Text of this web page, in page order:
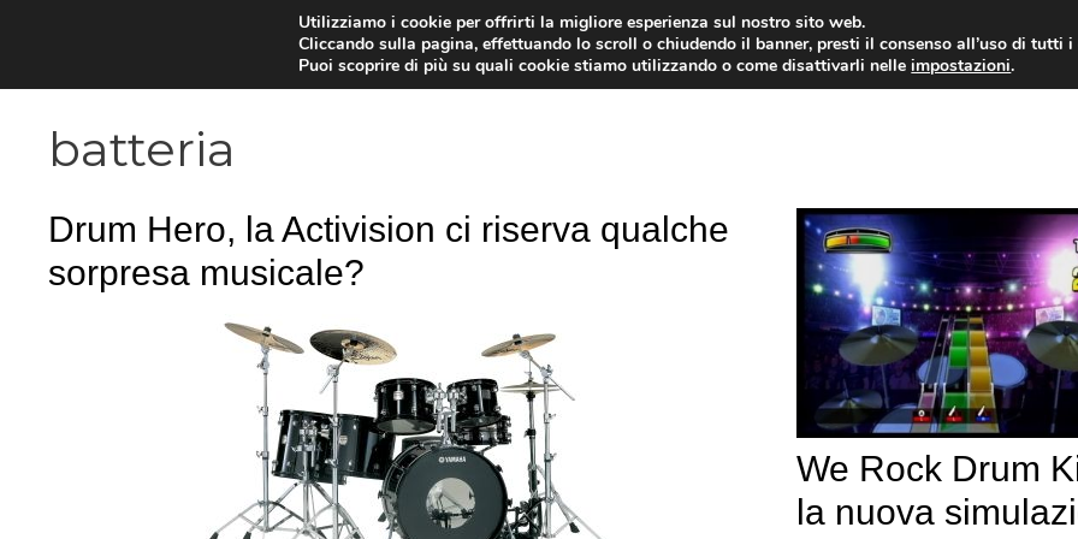
VIDEOGIOCHI NEWS
batteria
Drum Hero, la Activision ci riserva qualche
sorpresa musicale?
We Rock Drum
la nuova
Utilizziamo i cookie per offrirti la migliore esperienza sul nostro sito web.
Cliccando sulla pagina, effettuando lo scroll o chiudendo il banner, presti il consenso all’uso di tutti i
Puoi scoprire di più su quali cookie stiamo utilizzando o come disattivarli nelleimpostazioni.